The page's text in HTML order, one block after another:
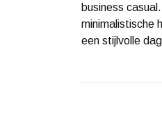
business
minimalistische
een stijlvolle